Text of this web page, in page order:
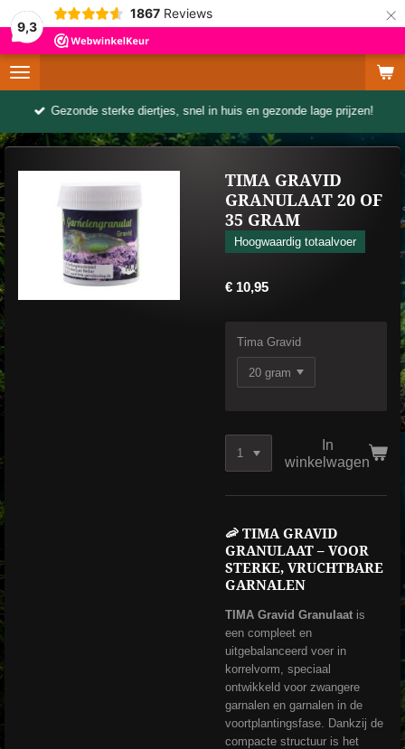
9,3
1867 Reviews ×
Gezonde sterke diertjes, snel in huis en gezonde lage prijzen!
TIMA GRAVID
GRANULAAT 20 OF
35 GRAM
Hoogwaardig totaalvoer
€ 10,95
Tima Gravid
In
winkelwagen
🦐 TIMA GRAVID
GRANULAAT – VOOR
STERKE, VRUCHTBARE
GARNALEN
TIMA Gravid Granulaat is
een compleet en
uitgebalanceerd voer in
korrelvorm, speciaal
ontwikkeld voor zwangere
garnalen en garnalen in de
voortplantingsfase. Dankzij de
compacte structuur is het